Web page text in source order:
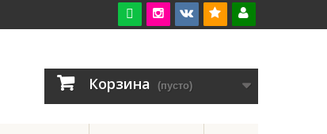

Корзина (пусто)